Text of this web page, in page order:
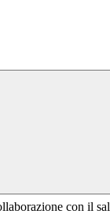
con